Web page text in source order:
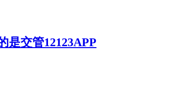
是交管12123APP